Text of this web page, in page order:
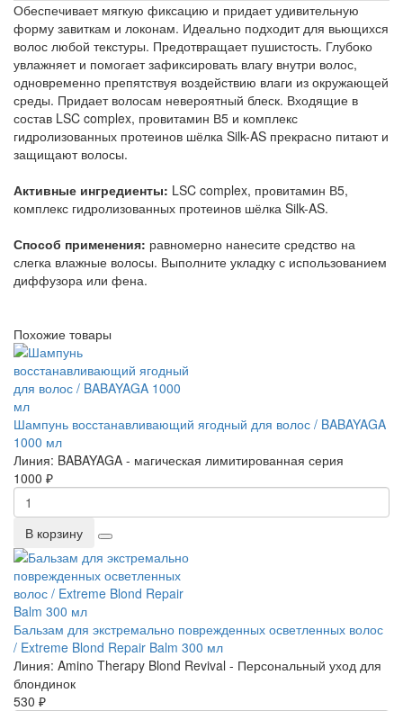
Обеспечивает мягкую фиксацию и придает удивительную
форму завиткам и локонам. Идеально подходит для вьющихся
волос любой текстуры. Предотвращает пушистость. Глубоко
увлажняет и помогает зафиксировать влагу внутри волос,
одновременно препятствуя воздействию влаги из окружающей
среды. Придает волосам невероятный блеск. Входящие в
состав LSC complex, провитамин В5 и комплекс
гидролизованных протеинов шёлка Silk-AS прекрасно питают и
защищают волосы.
Активные ингредиенты: LSC complex, провитамин В5,
комплекс гидролизованных протеинов шёлка Silk-AS.
Способ применения: равномерно нанесите средство на
слегка влажные волосы. Выполните укладку с использованием
диффузора или фена.
Похожие товары
Шампунь восстанавливающий ягодный для волос / BABAYAGA
1000 мл
Линия: BABAYAGA - магическая лимитированная серия
1000 ₽
В корзину
Бальзам для экстремально поврежденных осветленных волос
/ Extreme Blond Repair Balm 300 мл
Линия: Amino Therapy Blond Revival - Персональный уход для
блондинок
530 ₽